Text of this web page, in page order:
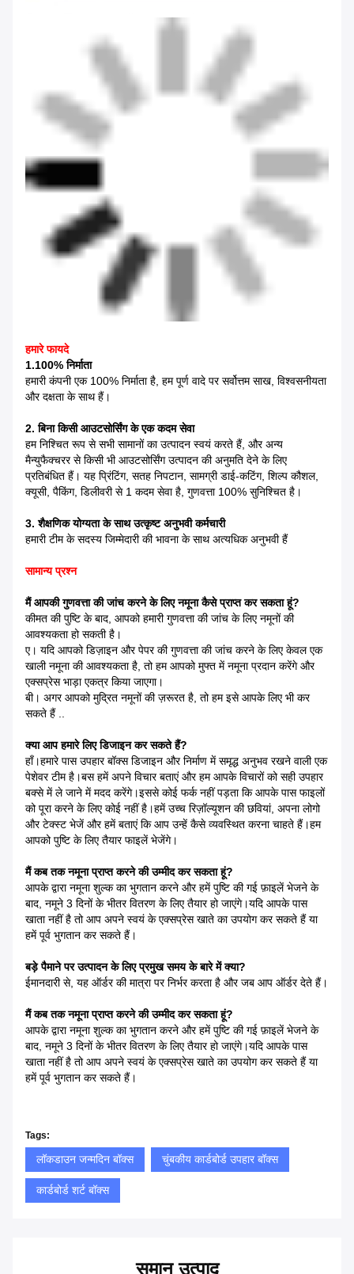
हमारे फायदे
1.100% निर्माता
हमारी कंपनी एक 100% निर्माता है, हम पूर्ण वादे पर सर्वोत्तम साख, विश्वसनीयता
और दक्षता के साथ हैं।
2. बिना किसी आउटसोर्सिंग के एक कदम सेवा
हम निश्चित रूप से सभी सामानों का उत्पादन स्वयं करते हैं, और अन्य
मैन्युफैक्चरर से किसी भी आउटसोर्सिंग उत्पादन की अनुमति देने के लिए
प्रतिबंधित हैं। यह प्रिंटिंग, सतह निपटान, सामग्री डाई-कटिंग, शिल्प कौशल,
क्यूसी, पैकिंग, डिलीवरी से 1 कदम सेवा है, गुणवत्ता 100% सुनिश्चित है।
3. शैक्षणिक योग्यता के साथ उत्कृष्ट अनुभवी कर्मचारी
हमारी टीम के सदस्य जिम्मेदारी की भावना के साथ अत्यधिक अनुभवी हैं
सामान्य प्रश्न
मैं आपकी गुणवत्ता की जांच करने के लिए नमूना कैसे प्राप्त कर सकता हूं?
कीमत की पुष्टि के बाद, आपको हमारी गुणवत्ता की जांच के लिए नमूनों की
आवश्यकता हो सकती है।
ए। यदि आपको डिज़ाइन और पेपर की गुणवत्ता की जांच करने के लिए केवल एक
खाली नमूना की आवश्यकता है, तो हम आपको मुफ्त में नमूना प्रदान करेंगे और
एक्सप्रेस भाड़ा एकत्र किया जाएगा।
बी। अगर आपको मुद्रित नमूनों की ज़रूरत है, तो हम इसे आपके लिए भी कर
सकते हैं ..
क्या आप हमारे लिए डिजाइन कर सकते हैं?
हाँ।हमारे पास उपहार बॉक्स डिजाइन और निर्माण में समृद्ध अनुभव रखने वाली एक
पेशेवर टीम है।बस हमें अपने विचार बताएं और हम आपके विचारों को सही उपहार
बक्से में ले जाने में मदद करेंगे।इससे कोई फर्क नहीं पड़ता कि आपके पास फाइलों
को पूरा करने के लिए कोई नहीं है।हमें उच्च रिज़ॉल्यूशन की छवियां, अपना लोगो
और टेक्स्ट भेजें और हमें बताएं कि आप उन्हें कैसे व्यवस्थित करना चाहते हैं।हम
आपको पुष्टि के लिए तैयार फाइलें भेजेंगे।
मैं कब तक नमूना प्राप्त करने की उम्मीद कर सकता हूं?
आपके द्वारा नमूना शुल्क का भुगतान करने और हमें पुष्टि की गई फ़ाइलें भेजने के
बाद, नमूने 3 दिनों के भीतर वितरण के लिए तैयार हो जाएंगे।यदि आपके पास
खाता नहीं है तो आप अपने स्वयं के एक्सप्रेस खाते का उपयोग कर सकते हैं या
हमें पूर्व भुगतान कर सकते हैं।
बड़े पैमाने पर उत्पादन के लिए प्रमुख समय के बारे में क्या?
ईमानदारी से, यह ऑर्डर की मात्रा पर निर्भर करता है और जब आप ऑर्डर देते हैं।
मैं कब तक नमूना प्राप्त करने की उम्मीद कर सकता हूं?
आपके द्वारा नमूना शुल्क का भुगतान करने और हमें पुष्टि की गई फ़ाइलें भेजने के
बाद, नमूने 3 दिनों के भीतर वितरण के लिए तैयार हो जाएंगे।यदि आपके पास
खाता नहीं है तो आप अपने स्वयं के एक्सप्रेस खाते का उपयोग कर सकते हैं या
हमें पूर्व भुगतान कर सकते हैं।
Tags:
लॉकडाउन जन्मदिन बॉक्स चुंबकीय कार्डबोर्ड उपहार बॉक्स
कार्डबोर्ड शर्ट बॉक्स
समान उत्पाद